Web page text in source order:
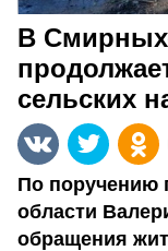
В
сельских
По поручению
области
обращения